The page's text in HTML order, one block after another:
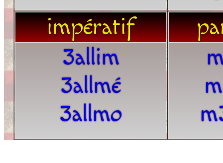
impératif
3allim
3allmé
3allmo